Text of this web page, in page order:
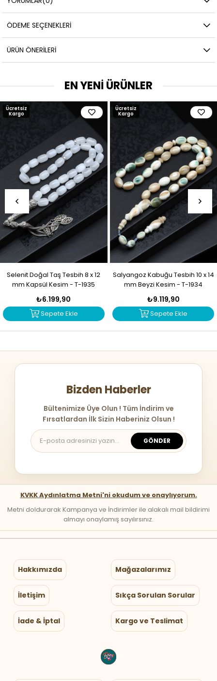
ÖDEME SEÇENEKLERI
ÜRÜN ÖNERILERI
EN YENİ ÜRÜNLER
Selenit Doğal Taş Tesbih 8 x 12
mm Kapsül Kesim - T-1935
₺6.199,90
Sepete Ekle
Ücretsiz
Kargo
Salyangoz Kabuğu Tesbih 10 x 14
mm Beyzi Kesim - T-1934
₺9.119,90
Sepete Ekle
Ücretsiz
Kargo
Bizden Haberler
Bültenimize Üye Olun ! Tüm İndirim ve
Fırsatlardan İlk Sizin Haberiniz Olsun !
GÖNDER
KVKK Aydınlatma Metni'ni okudum ve onaylıyorum.
Metni doldurarak Kampanya ve İndirimler ile alakalı mail bildirimi
almayı onaylamış sayılırsınız.
Hakkımızda Mağazalarımız
İletişim Sıkça Sorulan Sorular
İade & İptal Kargo ve Teslimat